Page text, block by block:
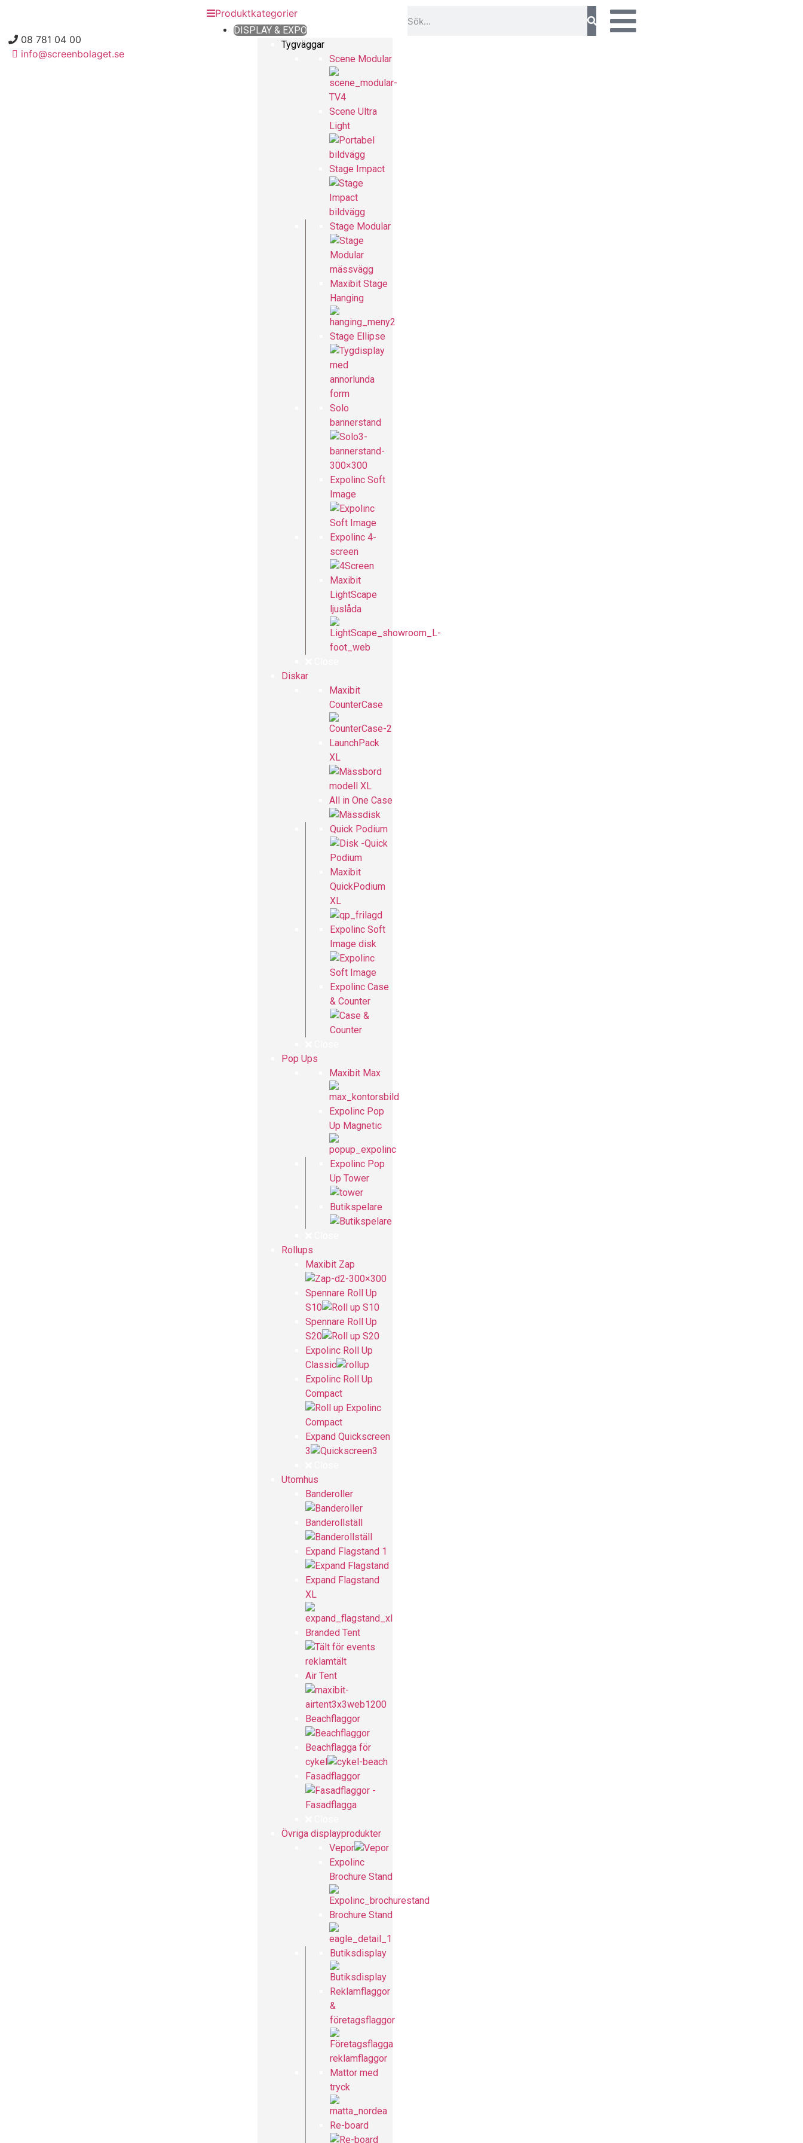
08 781 04 00
info@screenbolaget.se
Produktkategorier
DISPLAY & EXPO
Tygväggar
Scene Modular
Scene Ultra
Light
Stage Impact
Stage Modular
Maxibit Stage
Hanging
Stage Ellipse
Solo
bannerstand
Expolinc Soft
Image
Expolinc 4-
screen
Maxibit
LightScape
ljuslåda
Diskar
Maxibit
CounterCase
LaunchPack
XL
All in One Case
Quick Podium
Maxibit
QuickPodium
XL
Expolinc Soft
Image disk
Expolinc Case
& Counter
Pop Ups
Maxibit Max
Expolinc Pop
Up Magnetic
Expolinc Pop
Up Tower
Butikspelare
Rollups
Maxibit Zap
Spennare Roll Up
S10
Spennare Roll Up
S20
Expolinc Roll Up
Classic
Expolinc Roll Up
Compact
Expand Quickscreen
3
Utomhus
Banderoller
Banderollställ
Expand Flagstand 1
Expand Flagstand
XL
Branded Tent
Air Tent
Beachflaggor
Beachflagga för
cykel
Fasadflaggor
Övriga displayprodukter
Vepor
Expolinc
Brochure Stand
Brochure Stand
Butiksdisplay
Reklamflaggor
&
företagsflaggor
Mattor med
tryck
Re-board